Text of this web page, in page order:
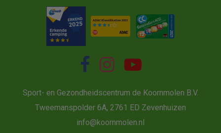
Sport- en Gezondheidscentrum de Koornmolen B.V.
Tweemanspolder 6A, 2761 ED Zevenhuizen
info@koornmolen.nl